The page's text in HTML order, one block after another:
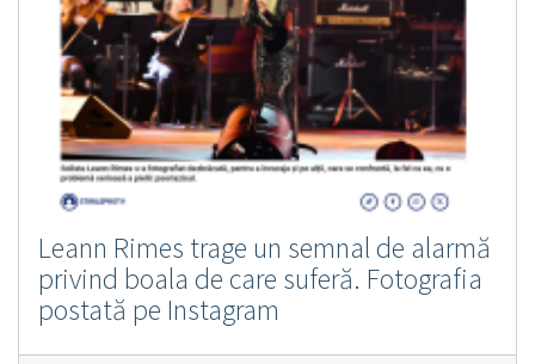
Leann Rimes trage un semnal de alarmă
privind boala de care suferă. Fotografia
postată pe Instagram